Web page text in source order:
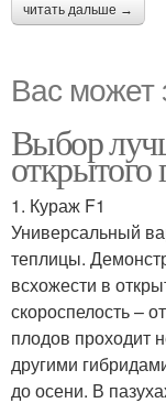
читать дальше →
Вас может
Выбор
открытого
1. Кураж F1
Универсальный
теплицы.
всхожести в
скороспелость –
плодов проходит
другими
до осени. В